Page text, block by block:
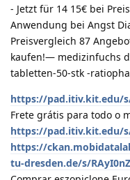
- Jetzt für 14 15€ bei
Anwendung bei Angst
Preisvergleich 87
kaufen!— medizinfuchs
tabletten-50-stk -
https://pad.itiv.kit.edu/
Frete grátis para todo o
https://pad.itiv.kit.edu/
https://
tu-dresden.de/s/